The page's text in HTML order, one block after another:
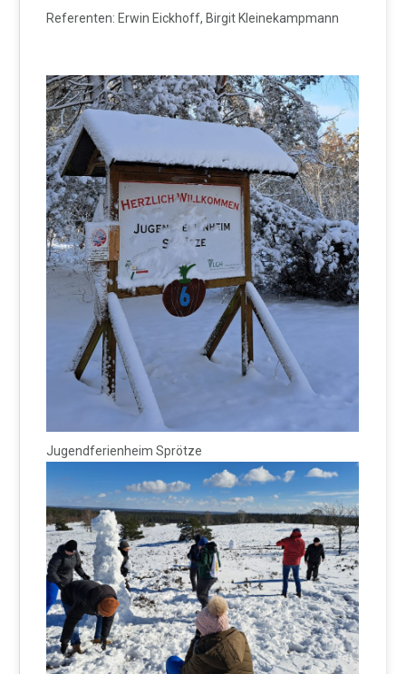
Referenten: Erwin Eickhoff, Birgit Kleinekampmann
Jugendferienheim Sprötze